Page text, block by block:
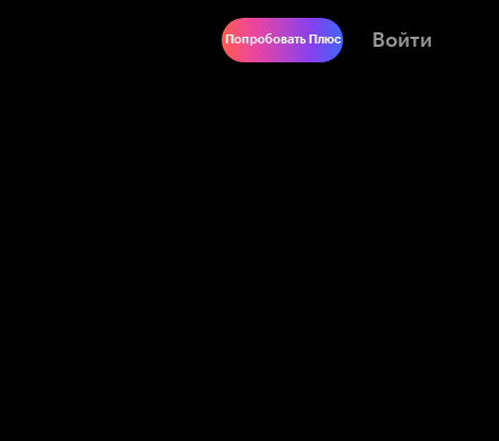
Попробовать Плюс Войти